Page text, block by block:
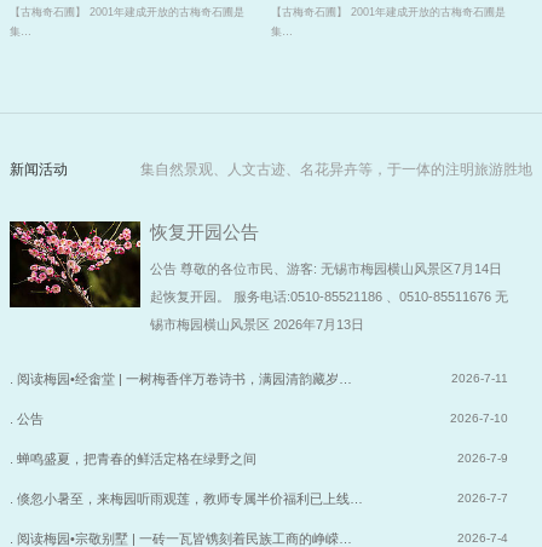
【古梅奇石圃】 2001年建成开放的古梅奇石圃是
集…
【古梅奇石圃】 2001年建成开放的古梅奇石圃是
集…
新闻活动 集自然景观、人文古迹、名花异卉等，于一体的注明旅游胜地
恢复开园公告
公告 尊敬的各位市民、游客: 无锡市梅园横山风景区7月14日
起恢复开园。 服务电话:0510-85521186 、0510-85511676 无
锡市梅园横山风景区 2026年7月13日
. 阅读梅园•经畬堂 | 一树梅香伴万卷诗书，满园清韵藏岁… 2026-7-11
. 公告 2026-7-10
. 蝉鸣盛夏，把青春的鲜活定格在绿野之间 2026-7-9
. 倏忽小暑至，来梅园听雨观莲，教师专属半价福利已上线… 2026-7-7
. 阅读梅园•宗敬别墅 | 一砖一瓦皆镌刻着民族工商的峥嵘… 2026-7-4